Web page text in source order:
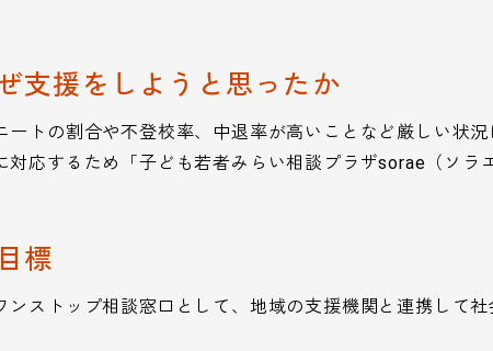
支援をしようと思ったか
トの割合や不登校率、中退率が高いことなど厳しい状
応するため「子ども若者みらい相談プラザsorae（ソラ
標
ストップ相談窓口として、地域の支援機関と連携して